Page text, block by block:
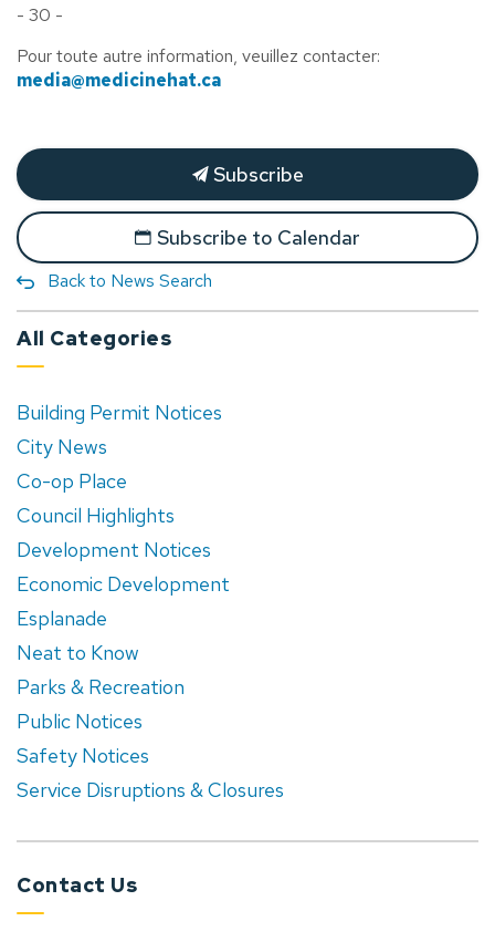
- 30 -
Pour toute autre information, veuillez contacter:
media@medicinehat.ca
Subscribe
Subscribe to Calendar
Back to News Search
All Categories
Building Permit Notices
City News
Co-op Place
Council Highlights
Development Notices
Economic Development
Esplanade
Neat to Know
Parks & Recreation
Public Notices
Safety Notices
Service Disruptions & Closures
Contact Us